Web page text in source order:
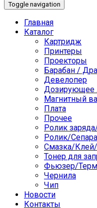
Toggle navigation
Главная
Каталог
Картридж
Принтеры
Проекторы
Барабан /
Девелопер
Дозирующее
Магнитный
Плата
Прочее
Ролик
Ролик/
Смазка/
Тонер для
Фьюзер/
Чернила
Чип
Новости
Контакты